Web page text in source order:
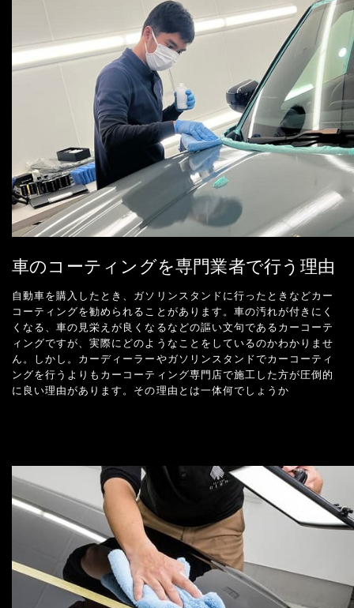
車のコーティングを専門業者で行う理由
自動車を購入したとき、ガソリンスタンドに行ったときなどカー
コーティングを勧められることがあります。車の汚れが付きにく
くなる、車の見栄えが良くなるなどの謳い文句であるカーコーテ
ィングですが、実際にどのようなことをしているのかわかりませ
ん。しかし。カーディーラーやガソリンスタンドでカーコーティ
ングを行うよりもカーコーティング専門店で施工した方が圧倒的
に良い理由があります。その理由とは一体何でしょうか